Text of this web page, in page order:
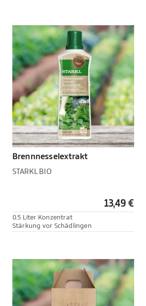
Brennnesselextrakt
STARKL BIO
13,49 €
0.5 Liter Konzentrat
Stärkung vor Schädlingen